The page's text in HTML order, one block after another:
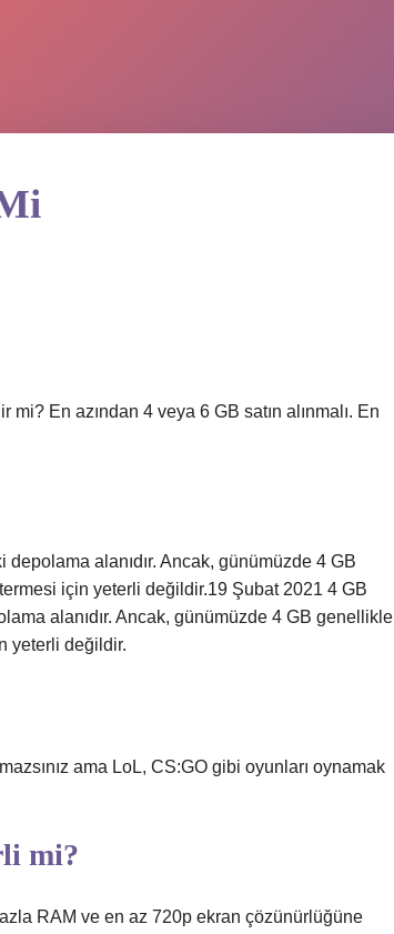
En azından 4 veya 6 GB satın alınmalı. En
depolama alanıdır. Ancak, günümüzde 4 GB
için yeterli değildir.19 Şubat 2021 4 GB
alanıdır. Ancak, günümüzde 4 GB genellikle
yeterli değildir.
ama LoL, CS:GO gibi oyunları oynamak
mi?
RAM ve en az 720p ekran çözünürlüğüne